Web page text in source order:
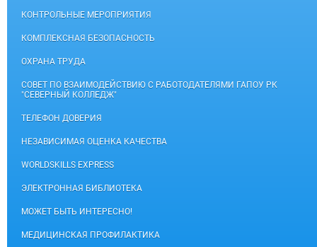
КОНТРОЛЬНЫЕ МЕРОПРИЯТИЯ
КОМПЛЕКСНАЯ БЕЗОПАСНОСТЬ
ОХРАНА ТРУДА
СОВЕТ ПО ВЗАИМОДЕЙСТВИЮ С РАБОТОДАТЕЛЯМИ ГАПОУ РК
"СЕВЕРНЫЙ КОЛЛЕДЖ"
ТЕЛЕФОН ДОВЕРИЯ
НЕЗАВИСИМАЯ ОЦЕНКА КАЧЕСТВА
WORLDSKILLS EXPRESS
ЭЛЕКТРОННАЯ БИБЛИОТЕКА
МОЖЕТ БЫТЬ ИНТЕРЕСНО!
МЕДИЦИНСКАЯ ПРОФИЛАКТИКА